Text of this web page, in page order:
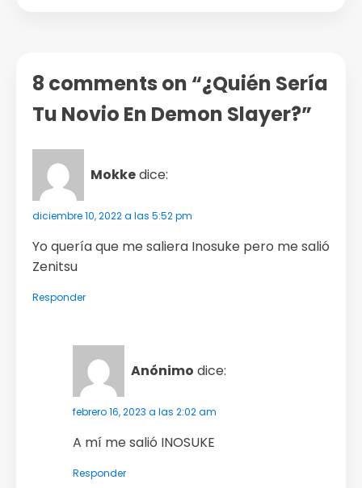
8 comments on “¿Quién Sería
Tu Novio En Demon Slayer?”
Mokkedice:
diciembre 10, 2022 a las 5:52 pm
Yo quería que me saliera Inosuke pero me salió
Zenitsu
Responder
Anónimo dice:
febrero 16, 2023 a las 2:02 am
A mí me salió INOSUKE
Responder